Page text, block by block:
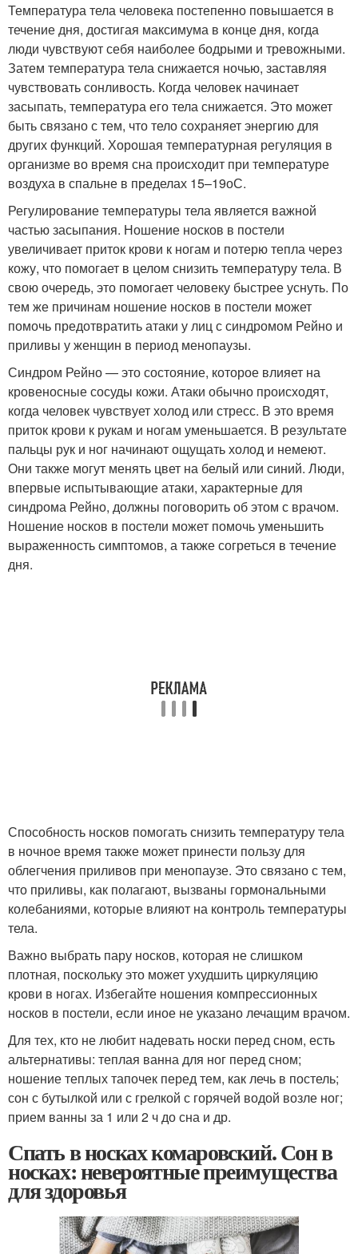
Температура тела человека постепенно повышается в
течение дня, достигая максимума в конце дня, когда
люди чувствуют себя наиболее бодрыми и тревожными.
Затем температура тела снижается ночью, заставляя
чувствовать сонливость. Когда человек начинает
засыпать, температура его тела снижается. Это может
быть связано с тем, что тело сохраняет энергию для
других функций. Хорошая температурная регуляция в
организме во время сна происходит при температуре
воздуха в спальне в пределах 15–19оС.
Регулирование температуры тела является важной
частью засыпания. Ношение носков в постели
увеличивает приток крови к ногам и потерю тепла через
кожу, что помогает в целом снизить температуру тела. В
свою очередь, это помогает человеку быстрее уснуть. По
тем же причинам ношение носков в постели может
помочь предотвратить атаки у лиц с синдромом Рейно и
приливы у женщин в период менопаузы.
Синдром Рейно — это состояние, которое влияет на
кровеносные сосуды кожи. Атаки обычно происходят,
когда человек чувствует холод или стресс. В это время
приток крови к рукам и ногам уменьшается. В результате
пальцы рук и ног начинают ощущать холод и немеют.
Они также могут менять цвет на белый или синий. Люди,
впервые испытывающие атаки, характерные для
синдрома Рейно, должны поговорить об этом с врачом.
Ношение носков в постели может помочь уменьшить
выраженность симптомов, а также согреться в течение
дня.
Способность носков помогать снизить температуру тела
в ночное время также может принести пользу для
облегчения приливов при менопаузе. Это связано с тем,
что приливы, как полагают, вызваны гормональными
колебаниями, которые влияют на контроль температуры
тела.
Важно выбрать пару носков, которая не слишком
плотная, поскольку это может ухудшить циркуляцию
крови в ногах. Избегайте ношения компрессионных
носков в постели, если иное не указано лечащим врачом.
Для тех, кто не любит надевать носки перед сном, есть
альтернативы: теплая ванна для ног перед сном;
ношение теплых тапочек перед тем, как лечь в постель;
сон с бутылкой или с грелкой с горячей водой возле ног;
прием ванны за 1 или 2 ч до сна и др.
Спать в носках комаровский. Сон в
носках: невероятные преимущества
для здоровья